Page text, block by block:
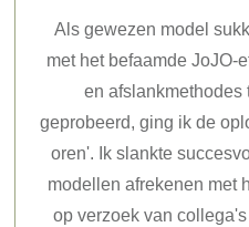
Als gewezen model
met het befaamde JoJO-
en afslankmethodes
geprobeerd, ging ik de
oren'. Ik slankte
modellen afrekenen met
op verzoek van